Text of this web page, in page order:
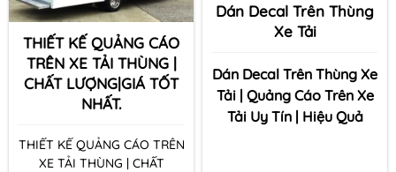
xe tải , uber , grab &
Thiết kế thi công dán
decal quảng cáo trên xe.
THIẾT KẾ QUẢNG CÁO
TRÊN XE TẢI THÙNG |
CHẤT LƯỢNG|GIÁ TỐT
NHẤT.
THIẾT KẾ QUẢNG CÁO TRÊN
XE TẢI THÙNG | CHẤT
Dán Decal Trên Thùng
Xe Tải
Dán Decal Trên Thùng Xe
Tải | Quảng Cáo Trên Xe
Tải Uy Tín | Hiệu Quả